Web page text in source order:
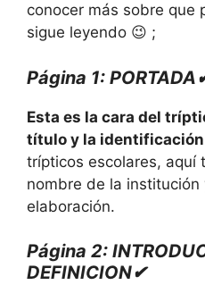
conocer más sobre que
sigue leyendo 😉 ;
Página 1:
Esta es la cara del
título y la
trípticos escolares, aquí
nombre de la institución
elaboración.
Página 2:
DEFINICION✔